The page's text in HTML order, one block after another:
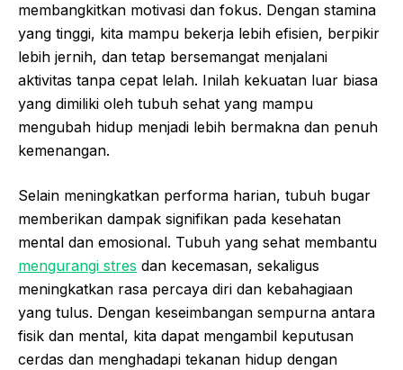
membangkitkan motivasi dan fokus. Dengan stamina
yang tinggi, kita mampu bekerja lebih efisien, berpikir
lebih jernih, dan tetap bersemangat menjalani
aktivitas tanpa cepat lelah. Inilah kekuatan luar biasa
yang dimiliki oleh tubuh sehat yang mampu
mengubah hidup menjadi lebih bermakna dan penuh
kemenangan.
Selain meningkatkan performa harian, tubuh bugar
memberikan dampak signifikan pada kesehatan
mental dan emosional. Tubuh yang sehat membantu
mengurangi stres dan kecemasan, sekaligus
meningkatkan rasa percaya diri dan kebahagiaan
yang tulus. Dengan keseimbangan sempurna antara
fisik dan mental, kita dapat mengambil keputusan
cerdas dan menghadapi tekanan hidup dengan